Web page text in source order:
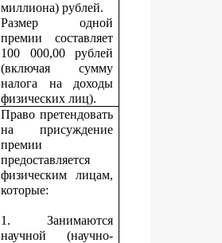
миллиона) рублей.
Размер одной
премии составляет
100 000,00 рублей
(включая сумму
налога на доходы
физических лиц).
Право претендовать
на присуждение
премии
предоставляется
физическим лицам,
которые:
1. Занимаются
научной (научно-